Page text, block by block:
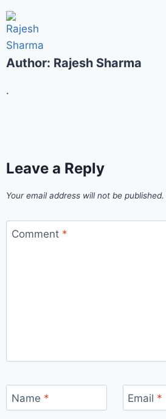
Author: Rajesh Sharma
.
Leave a Reply
Your email address will not be published.
Comment *
Name * Email *